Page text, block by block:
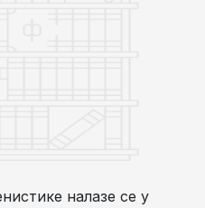
налазе се у